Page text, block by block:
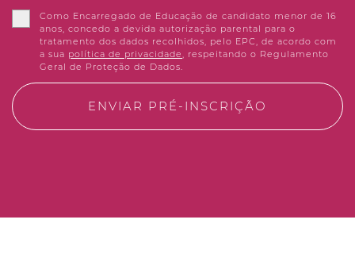
Como Encarregado de Educação de candidato menor de 16
anos, concedo a devida autorização parental para o
tratamento dos dados recolhidos, pelo EPC, de acordo com
a sua política de privacidade, respeitando o Regulamento
Geral de Proteção de Dados.
ENVIAR PRÉ-INSCRIÇÃO